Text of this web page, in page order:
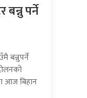
पर्ने
बन्नुपर्ने
आज बिहान